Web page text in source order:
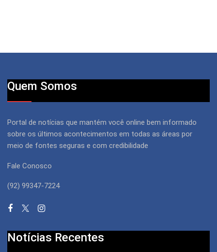
Quem Somos
Portal de notícias que mantém você online bem informado
sobre os últimos acontecimentos em todas as áreas por
meio de fontes seguras e com credibilidade
Fale Conosco
(92) 99347-7224
Notícias Recentes